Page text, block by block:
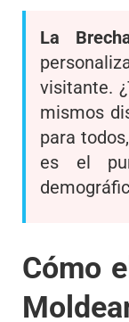
La
visitante.
mismos
para
es el
Cómo